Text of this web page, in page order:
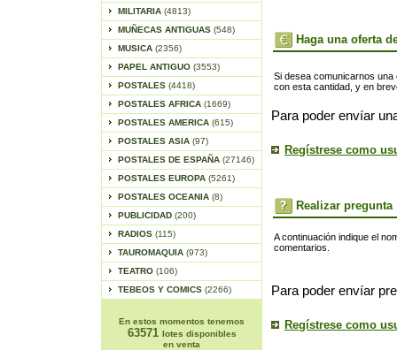
MILITARIA (4813)
MUÑECAS ANTIGUAS (548)
MUSICA (2356)
PAPEL ANTIGUO (3553)
POSTALES (4418)
POSTALES AFRICA (1669)
POSTALES AMERICA (615)
POSTALES ASIA (97)
POSTALES DE ESPAÑA (27146)
POSTALES EUROPA (5261)
POSTALES OCEANIA (8)
PUBLICIDAD (200)
RADIOS (115)
TAUROMAQUIA (973)
TEATRO (106)
TEBEOS Y COMICS (2266)
En estos momentos tenemos
63571 lotes disponibles
en venta
Haga una oferta
Si desea comunicarnos
con esta cantidad, y en
Para poder envíar
Regístrese como
Realizar pregunta
A continuación indique el
comentarios.
Para poder envíar
Regístrese como